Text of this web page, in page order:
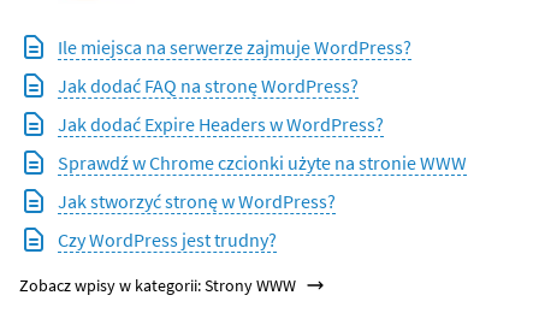
Ile miejsca na serwerze zajmuje WordPress?
Jak dodać FAQ na stronę WordPress?
Jak dodać Expire Headers w WordPress?
Sprawdź w Chrome czcionki użyte na stronie WWW
Jak stworzyć stronę w WordPress?
Czy WordPress jest trudny?
Zobacz wpisy w kategorii: Strony WWW